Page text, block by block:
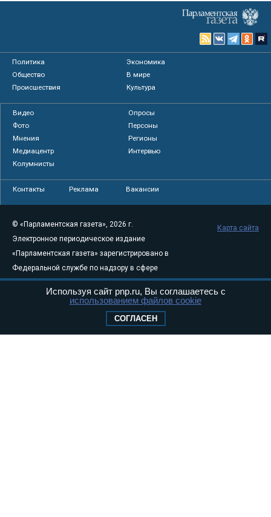
Политика
Экономика
Общество
В мире
Происшествия
Культура
Видео
Опросы
Фото
Персоны
Мнения
Регионы
Медиацентр
Интервью
Колумнисты
Контакты Реклама Вакансии
© «Парламентская газета», 2026 г.
Электронное периодическое издание
«Парламентская газета» зарегистрировано в
Федеральной службе по надзору в сфере
связи, информационных технологий и
массовых коммуникаций (Роскомнадзор) 05
Свидетельство о регистрации Эл № ФС77-
Карта сайта
Используя сайт pnp.ru, Вы соглашаетесь с
использованием файлов cookie
СОГЛАСЕН